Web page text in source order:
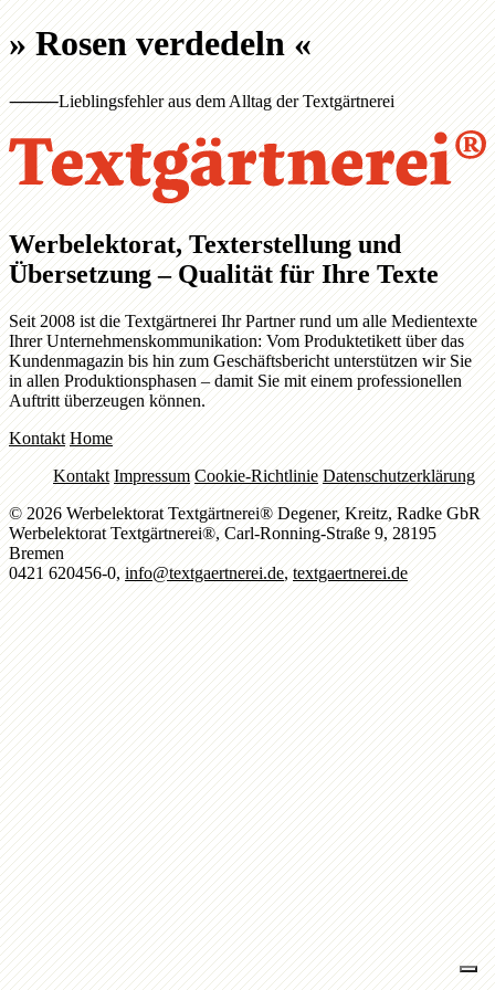
»Rosen verdedeln«
⸻Lieblingsfehler aus dem Alltag der Textgärtnerei
Werbelektorat, Texterstellung und
Übersetzung – Qualität für Ihre Texte
Seit 2008 ist die Textgärtnerei Ihr Partner rund um alle Medientexte
Ihrer Unternehmenskommunikation: Vom Produktetikett über das
Kundenmagazin bis hin zum Geschäftsbericht unterstützen wir Sie
in allen Produktionsphasen – damit Sie mit einem professionellen
Auftritt überzeugen können.
Kontakt Home
Kontakt Impressum Cookie-Richtlinie Datenschutzerklärung
© 2026 Werbelektorat Textgärtnerei® Degener, Kreitz, Radke GbR
Werbelektorat Textgärtnerei®, Carl-Ronning-Straße 9, 28195
Bremen
0421 620456-0,info@textgaertnerei.de,textgaertnerei.de